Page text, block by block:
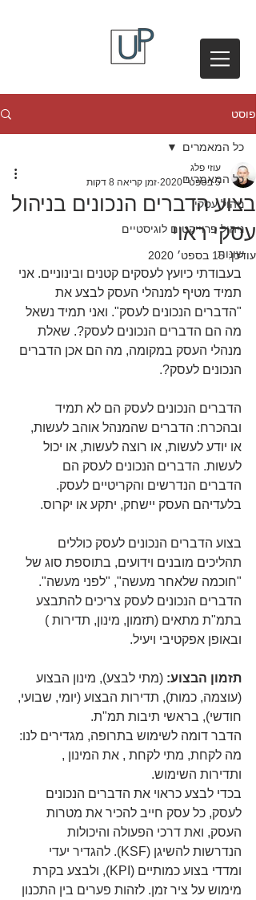
פוסט
כל המאמרים
ניהול עסקי
ניהול פרוייקטים לוגיסטיים
שונות
כל המאמרים
בצוע הדברים הנכונים בניהול
עסקי ראוי
עוזי פלג
5 בספט׳ 2020
זמן קריאה 8 דקות
עודכן:15 בספט׳ 2020
בעבודתי כיועץ לעסקים קטנים ובינוניים. אני
תמיד מטיף למנהלי העסק לבצע את
"הדברים הנכונים לעסק". ואני תמיד נשאל
מה הם הדברים הנכונים לעסק?. שאלת
מנהלי העסק במקומה, מה הם אכן הדברים
הנכונים לעסק?.
הדברים הנכונים לעסק הם לא תמיד
ובהכרח: הדברים שהמנהל אוהב לעשות,
או יודע לעשות, או רוצה לעשות, או יכול
לעשות. הדברים הנכונים לעסק הם
הדברים הנדרשים והקריטיים לעסק.
בלעדיהם העסק יישחק, יתקע או יקרוס.
בצוע הדברים הנכונים לעסק כוללים
תהליכים מובנים וידועים, בתוספת סוג של
"חוכמה שלאחר מעשה", "לפני מעשה".
הדברים הנכונים לעסק צריכים להתבצע
בתמ"ת מתאים (תזמון, מינון, תדירות )
ובאופן אפקטיבי ויעיל.
תזמון הבצוע: (מתי לבצע), מינון הבצוע
(עוצמה, כמות), תדירות הבצוע (יומי, שבועי,
חודשי), בראשי תיבות תמ"ת.
הדבר דומה לשימוש בתרופה, מגדירים לנו:
מה לקחת, מתי לקחת , את המינון ,
ותדירות השימוש.
בכדי לבצע כראוי את הדברים הנכונים
לעסק, כל עסק חייב להכיר את מטרות
העסק, ואת דרכי הפעולה והיכולות
הנדרשות להשיגן (KSF). להגדיר יעדי
ומדדי בצוע כמותיים (KPI), ולבצע בקרת
מימוש על ציר זמן. לזהות פערים בין התכנון